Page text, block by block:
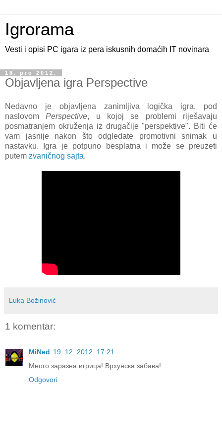
Igrorama
Vesti i opisi PC igara iz pera iskusnih domaćih IT novinara
18. pro 2012.
Objavljena igra Perspective
Nedavno je objavljena zanimljiva logička igra, pod
naslovomPerspective, u kojoj se problemi riješavaju
posmatranjem okruženja iz drugačije "perspektive". Biti će
vam jasnije nakon što odgledate promotivni snimak u
nastavku. Igra je potpuno besplatna i može se preuzeti
putem zvaničnog sajta.
Luka Božinović
1 komentar:
MiNed 19. 12. 2012. 17:21
Много заразна игрица! Врхунска забава!
Odgovori